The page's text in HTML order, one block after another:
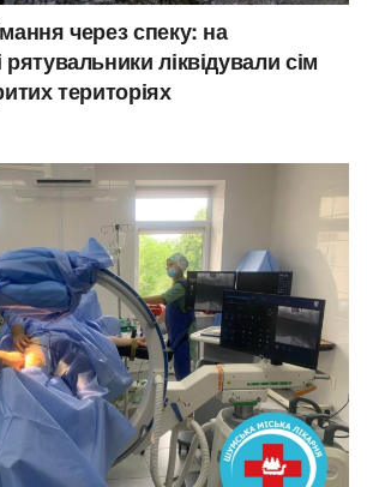
через спеку: на
ліквідували сім
територіях